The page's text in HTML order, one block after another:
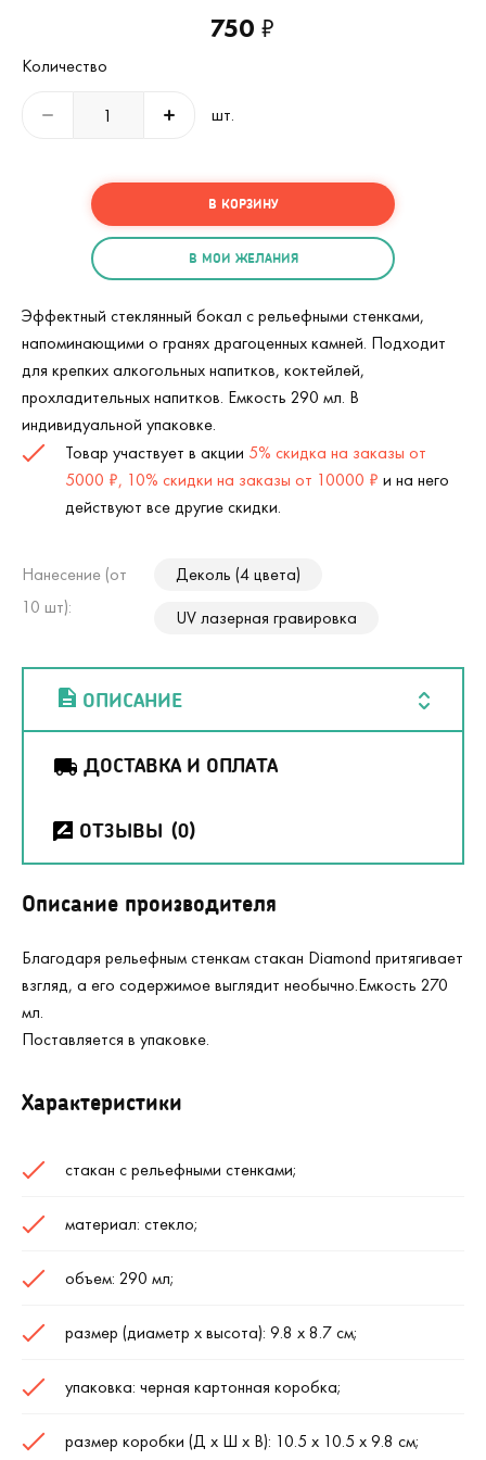
750 ₽
Количество
шт.
В КОРЗИНУ
В МОИ ЖЕЛАНИЯ
Эффектный стеклянный бокал с рельефными стенками,
напоминающими о гранях драгоценных камней. Подходит
для крепких алкогольных напитков, коктейлей,
прохладительных напитков. Емкость 290 мл. В
индивидуальной упаковке.
Товар участвует в акции 5% скидка на заказы от
5000 ₽, 10% скидки на заказы от 10000 ₽ и на него
действуют все другие скидки.
Нанесение (от
10 шт):
Деколь (4 цвета)
UV лазерная гравировка
ОПИСАНИЕ
ДОСТАВКА И ОПЛАТА
ОТЗЫВЫ (0)
Описание производителя
Благодаря рельефным стенкам стакан Diamond притягивает
взгляд, а его содержимое выглядит необычно.Емкость 270
мл.
Поставляется в упаковке.
Характеристики
стакан с рельефными стенками;
материал: стекло;
объем: 290 мл;
размер (диаметр х высота): 9.8 х 8.7 см;
упаковка: черная картонная коробка;
размер коробки (Д х Ш х В): 10.5 х 10.5 х 9.8 см;